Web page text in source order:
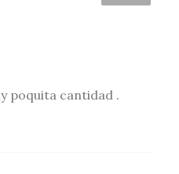
poquita cantidad .